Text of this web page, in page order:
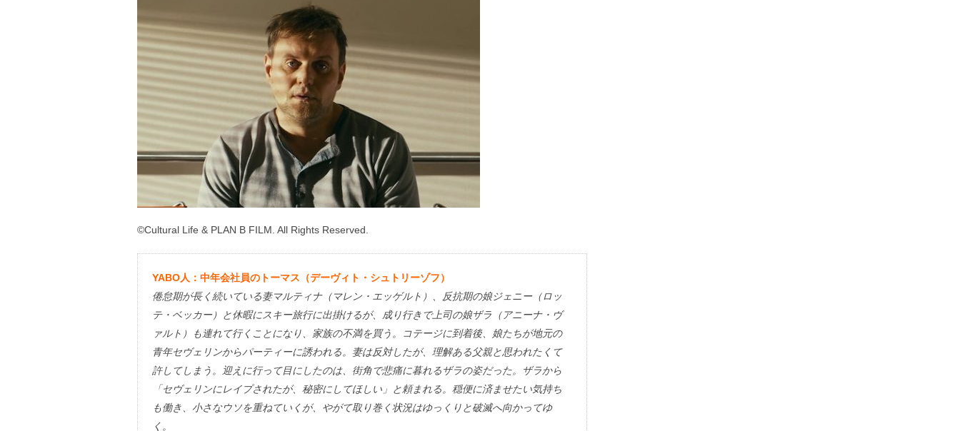
©Cultural Life & PLAN B FILM. All Rights Reserved.
YABO人：中年会社員のトーマス（デーヴィト・シュトリーゾフ）
倦怠期が長く続いている妻マルティナ（マレン・エッゲルト）、反抗期の娘ジェニー（ロッ
テ・ベッカー）と休暇にスキー旅行に出掛けるが、成り行きで上司の娘ザラ（アニーナ・ヴ
ァルト）も連れて行くことになり、家族の不満を買う。コテージに到着後、娘たちが地元の
青年セヴェリンからパーティーに誘われる。妻は反対したが、理解ある父親と思われたくて
許してしまう。迎えに行って目にしたのは、街角で悲痛に暮れるザラの姿だった。ザラから
「セヴェリンにレイプされたが、秘密にしてほしい」と頼まれる。穏便に済ませたい気持ち
も働き、小さなウソを重ねていくが、やがて取り巻く状況はゆっくりと破滅へ向かってゆ
く。